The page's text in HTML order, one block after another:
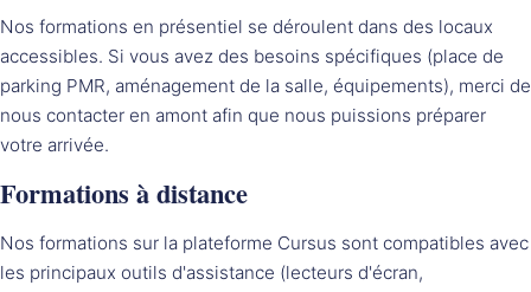
Nos formations en présentiel se déroulent dans des locaux
accessibles. Si vous avez des besoins spécifiques (place de
parking PMR, aménagement de la salle, équipements), merci de
nous contacter en amont afin que nous puissions préparer
votre arrivée.
Formations à distance
Nos formations sur la plateforme Cursus sont compatibles avec
les principaux outils d'assistance (lecteurs d'écran,